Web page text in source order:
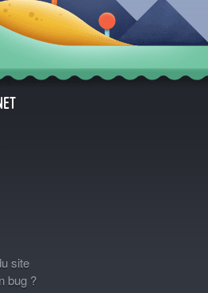
site
bug ?